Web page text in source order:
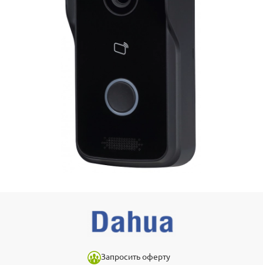
Запросить оферту